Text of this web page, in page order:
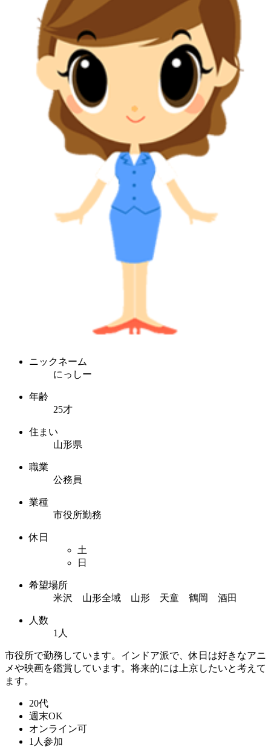
ニックネーム
にっしー
年齢
25才
住まい
山形県
職業
公務員
業種
市役所勤務
休日
土
日
希望場所
米沢 山形全域 山形 天童 鶴岡 酒田
人数
1人
市役所で勤務しています。インドア派で、休日は好きなアニ
メや映画を鑑賞しています。将来的には上京したいと考えて
ます。
20代
週末OK
オンライン可
1人参加